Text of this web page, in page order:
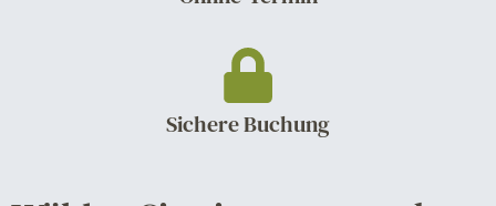
Sichere Buchung